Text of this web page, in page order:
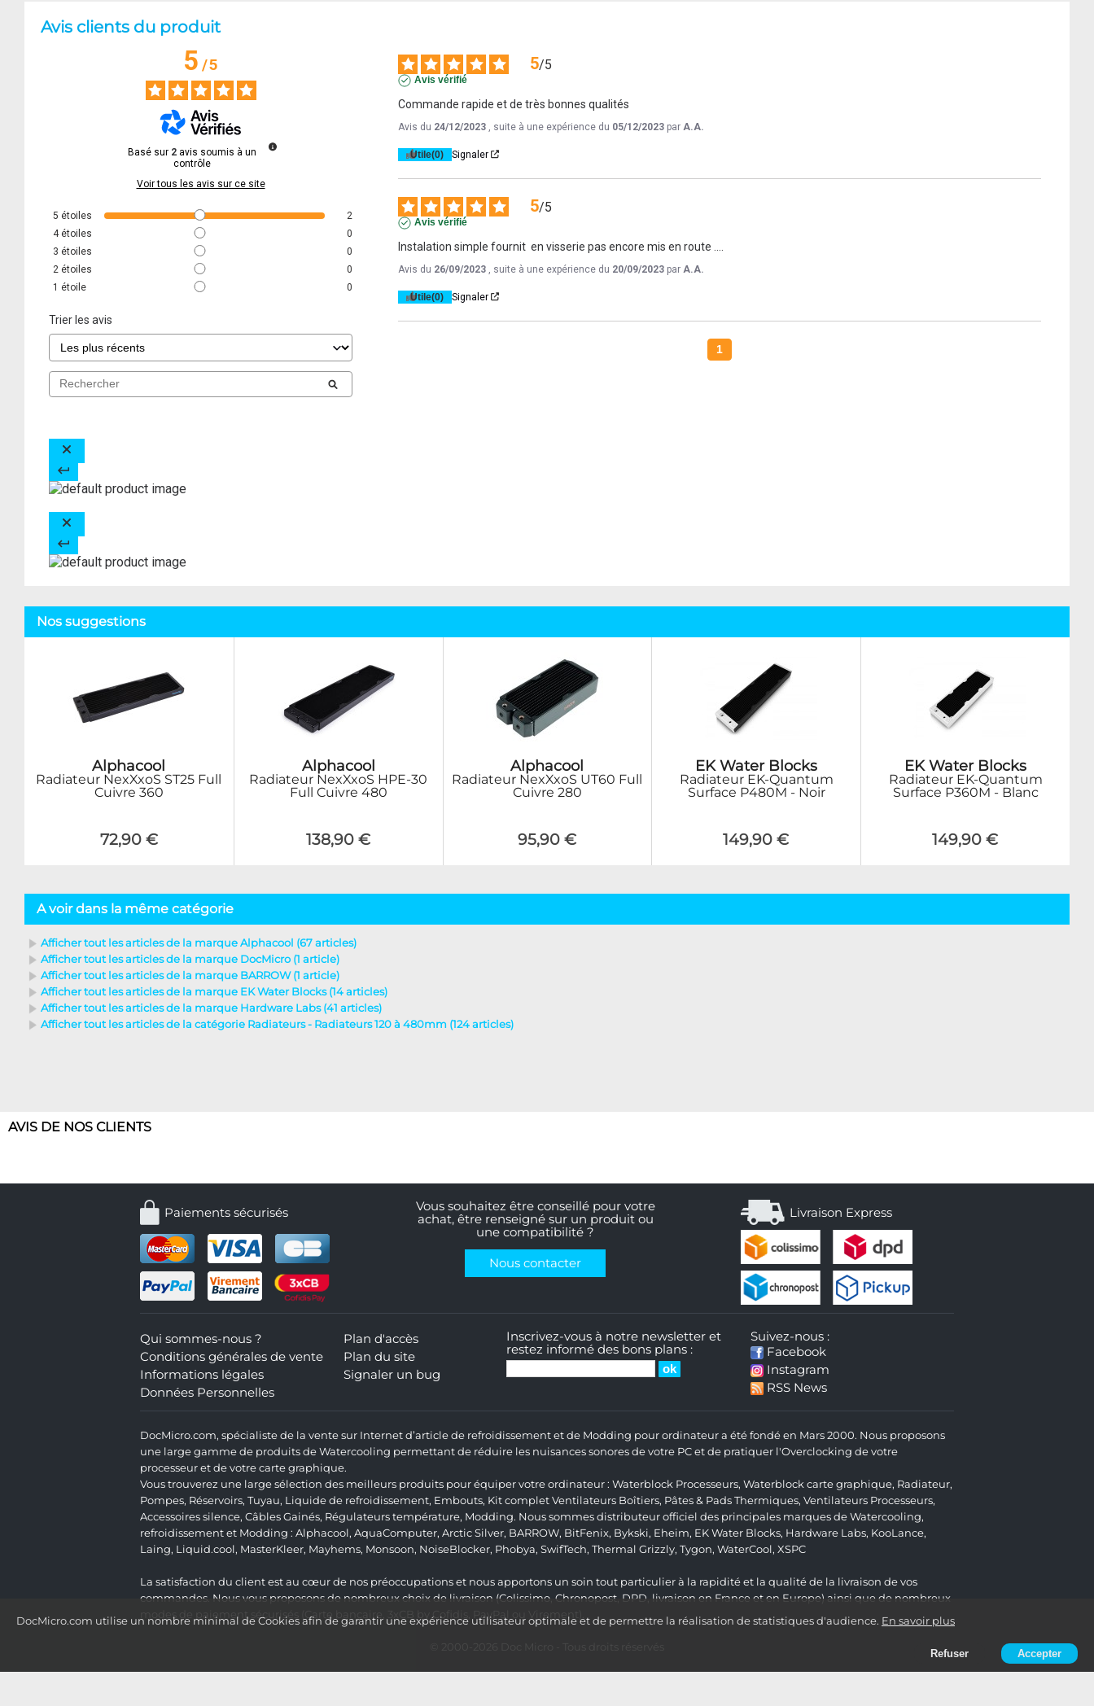
DocMicro.com utilise un nombre minimal de Cookies afin de garantir une expérience utilisateur optimale et de permettre la réalisation de statistiques d'audience. En savoir plus
Refuser Accepter
Avis clients du produit
5/5
Basé sur 2 avis soumis à un
contrôle
Voir tous les avis sur ce site
5 étoiles
2
4 étoiles
0
3 étoiles
0
2 étoiles
0
1 étoile 0
Trier les avis
5/5
Avis vérifié
Commande rapide et de très bonnes qualités
Avis du 24/12/2023 , suite à une expérience du 05/12/2023 parA.A.
Utile(0) Signaler
5/5
Avis vérifié
Instalation simple fournit  en visserie pas encore mis en route ....
Avis du 26/09/2023 , suite à une expérience du 20/09/2023 parA.A.
Utile(0) Signaler
1
Nos suggestions
Alphacool
Radiateur NexXxoS ST25 Full
Cuivre 360
72,90 €
Alphacool
Radiateur NexXxoS HPE-30
Full Cuivre 480
138,90 €
Alphacool
Radiateur NexXxoS UT60 Full
Cuivre 280
95,90 €
EK Water Blocks
Radiateur EK-Quantum
Surface P480M - Noir
149,90 €
EK Water Blocks
Radiateur EK-Quantum
Surface P360M - Blanc
149,90 €
A voir dans la même catégorie
Afficher tout les articles de la marque Alphacool (67 articles)
Afficher tout les articles de la marque DocMicro (1 article)
Afficher tout les articles de la marque BARROW (1 article)
Afficher tout les articles de la marque EK Water Blocks (14 articles)
Afficher tout les articles de la marque Hardware Labs (41 articles)
Afficher tout les articles de la catégorie Radiateurs - Radiateurs 120 à 480mm (124 articles)
AVIS DE NOS CLIENTS
Paiements sécurisés
Vous souhaitez être conseillé pour votre
achat, être renseigné sur un produit ou
une compatibilité ?
Nous contacter
Livraison Express
Qui sommes-nous ?
Conditions générales de vente
Informations légales
Données Personnelles
Plan d'accès
Plan du site
Signaler un bug
Inscrivez-vous à notre newsletter et
restez informé des bons plans :
Suivez-nous :
Facebook
Instagram
RSS News
DocMicro.com, spécialiste de la vente sur Internet d’article de refroidissement et de Modding pour ordinateur a été fondé en Mars 2000. Nous proposons
une large gamme de produits de Watercooling permettant de réduire les nuisances sonores de votre PC et de pratiquer l'Overclocking de votre
processeur et de votre carte graphique.
Vous trouverez une large sélection des meilleurs produits pour équiper votre ordinateur : Waterblock Processeurs, Waterblock carte graphique, Radiateur,
Pompes, Réservoirs, Tuyau, Liquide de refroidissement, Embouts, Kit complet Ventilateurs Boîtiers, Pâtes & Pads Thermiques, Ventilateurs Processeurs,
Accessoires silence, Câbles Gainés, Régulateurs température, Modding. Nous sommes distributeur officiel des principales marques de Watercooling,
refroidissement et Modding : Alphacool , AquaComputer, Arctic Silver, BARROW, BitFenix, Bykski, Eheim, EK Water Blocks, Hardware Labs, KooLance,
Laing, Liquid.cool , MasterKleer, Mayhems, Monsoon, NoiseBlocker, Phobya, SwifTech, Thermal Grizzly, Tygon, WaterCool , XSPC
La satisfaction du client est au cœur de nos préoccupations et nous apportons un soin tout particulier à la rapidité et la qualité de la livraison de vos
commandes. Nous vous proposons de nombreux choix de livraison (Colissimo, Chronopost, DPD, livraison en France et en Europe) ainsi que de nombreux
modes de paiement sécurisés (Carte bancaire, 3xCB by Cofidis, PayPal ou Virement).